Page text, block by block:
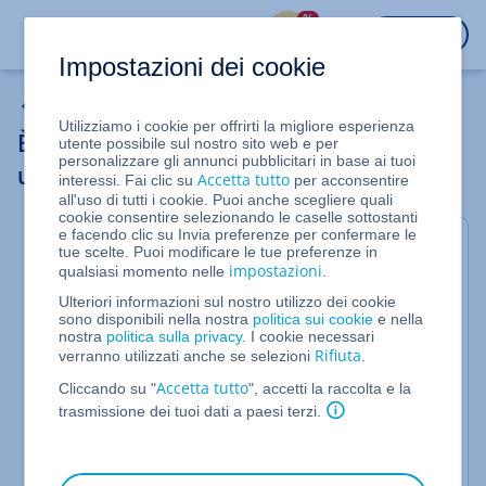
%
È possibile installare un certificato SSL su
un Load Balancer?
Per Server Cloud e Server Dedicati gestiti nel Cloud
Panel
Non è possibile installare un certificato SSL su un
Load Balancer.
Per poter utilizzare un certificato SSL, è necessario
installarlo suli server assegnato al Load Balancer.
Dopo l'installazione del certificato SSL, le richieste
Successivamente le richieste vengono decifrate sul
Impostazioni dei cookie
Utilizziamo i cookie per offrirti la migliore esperienza
utente possibile sul nostro sito web e per
personalizzare gli annunci pubblicitari in base ai tuoi
interessi. Fai clic suAccetta tutto per acconsentire
all'uso di tutti i cookie. Puoi anche scegliere quali
cookie consentire selezionando le caselle sottostanti
e facendo clic su Invia preferenze per confermare le
tue scelte. Puoi modificare le tue preferenze in
qualsiasi momento nelle impostazioni
Ulteriori informazioni sul nostro utilizzo dei cookie
sono disponibili nella nostra politica sui cookie e nella
nostra politica sulla privacy. I cookie necessari
verranno utilizzati anche se selezioni Rifiuta
Cliccando su "Accetta tutto", accetti la raccolta e la
trasmissione dei tuoi dati a paesi terzi.